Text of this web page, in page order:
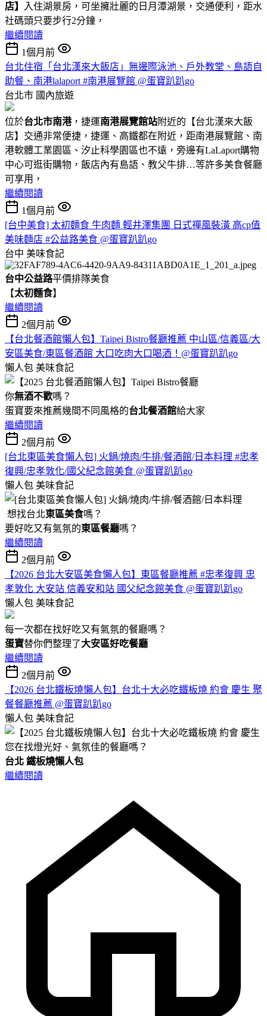
店】
入住湖景房，可坐擁壯麗的日月潭湖景，交通便利，距水
社碼頭只要步行2分鐘，
繼續閱讀
1個月前
台北住宿「台北漢來大飯店」無邊際泳池、戶外教堂、島語自
助餐、南港lalaport #南港展覽館 @蛋寶趴趴go
台北市 國內旅遊
位於台北市南港，捷運南港展覽館站附近的【台北漢來大飯
店】交通非常便捷，捷運、高鐵都在附近，距南港展覽館、南
港軟體工業園區、汐止科學園區也不遠，旁邊有LaLaport購物
中心可逛街購物，飯店內有島語、教父牛排…等許多美食餐廳
可享用，
繼續閱讀
1個月前
[台中美食] 太初麵食 牛肉麵 輕井澤集團 日式禪風裝潢 高cp值
美味麵店 #公益路美食 @蛋寶趴趴go
台中 美味食記
台中公益路平價排隊美食
【太初麵食】
繼續閱讀
2個月前
【台北餐酒館懶人包】Taipei Bistro餐廳推薦 中山區/信義區/大
安區美食/東區餐酒館 大口吃肉大口喝酒！@蛋寶趴趴go
懶人包 美味食記
你無酒不歡嗎？
蛋寶要來推薦幾間不同風格的台北餐酒館給大家
繼續閱讀
2個月前
[台北東區美食懶人包] 火鍋/燒肉/牛排/餐酒館/日本料理 #忠孝
復興/忠孝敦化/國父紀念館美食 @蛋寶趴趴go
懶人包 美味食記
想找台北東區美食嗎？
要好吃又有氣氛的東區餐廳嗎？
繼續閱讀
2個月前
【2026 台北大安區美食懶人包】東區餐廳推薦 #忠孝復興 忠
孝敦化 大安站 信義安和站 國父紀念館美食 @蛋寶趴趴go
懶人包 美味食記
每一次都在找好吃又有氣氛的餐廳嗎？
蛋寶替你們整理了大安區好吃餐廳
繼續閱讀
2個月前
【2026 台北鐵板燒懶人包】台北十大必吃鐵板燒 約會 慶生 聚
餐餐廳推薦 @蛋寶趴趴go
懶人包 美味食記
您在找燈光好、氣氛佳的餐廳嗎？
台北 鐵板燒懶人包
繼續閱讀